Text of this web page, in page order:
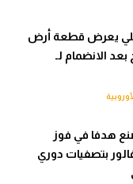
يعرض قطعة أرض
الانضمام لـ
هدفا في فوز
بتصفيات دوري